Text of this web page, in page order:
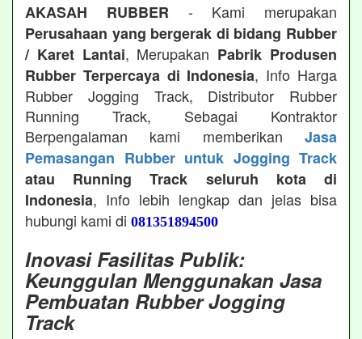
AKASAH RUBBER - Kami merupakan
Perusahaan yang bergerak di bidang Rubber
/ Karet Lantai, Merupakan Pabrik Produsen
Rubber Terpercaya di Indonesia, Info Harga
Rubber Jogging Track, Distributor Rubber
Running Track, Sebagai Kontraktor
Berpengalaman kami memberikan Jasa
Pemasangan Rubber untuk Jogging Track
atau Running Track seluruh kota di
Indonesia, Info lebih lengkap dan jelas bisa
hubungi kami di 081351894500
Inovasi Fasilitas Publik:
Keunggulan Menggunakan Jasa
Pembuatan Rubber Jogging
Track